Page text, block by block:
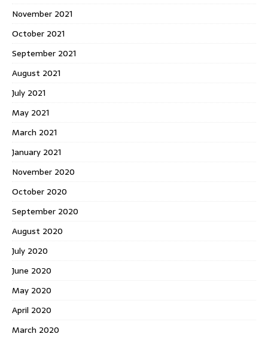
November 2021
October 2021
September 2021
August 2021
July 2021
May 2021
March 2021
January 2021
November 2020
October 2020
September 2020
August 2020
July 2020
June 2020
May 2020
April 2020
March 2020